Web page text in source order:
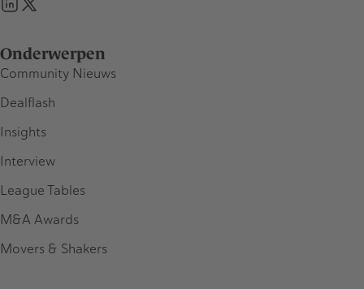
Onderwerpen
Community Nieuws
Dealflash
Insights
Interview
League Tables
M&A Awards
Movers & Shakers